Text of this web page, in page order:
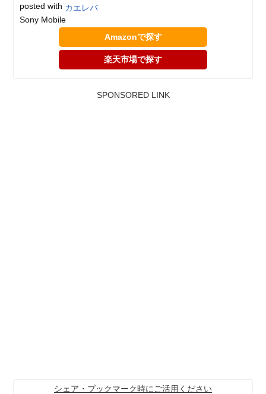
posted with カエレバ
Sony Mobile
Amazonで探す
楽天市場で探す
SPONSORED LINK
シェア・ブックマーク時にご活用ください